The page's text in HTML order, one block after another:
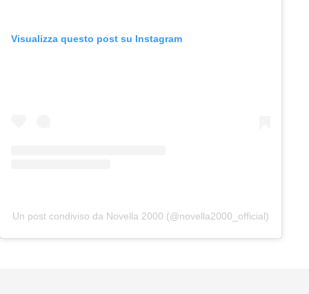
Visualizza questo post su Instagram
Un post condiviso da Novella 2000 (@novella2000_official)